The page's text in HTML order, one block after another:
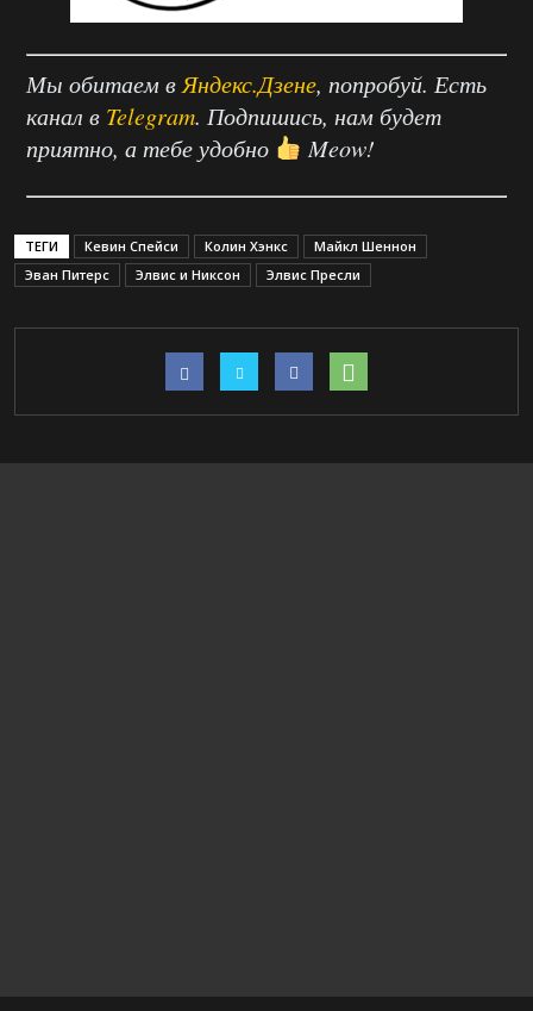
Мы обитаем в Яндекс.Дзене, попробуй. Есть
канал в Telegram. Подпишись, нам будет
приятно, а тебе удобно
Meow!
ТЕГИ Кевин Спейси Колин Хэнкс
Майкл Шеннон
Эван Питерс
Элвис и Никсон Элвис Пресли